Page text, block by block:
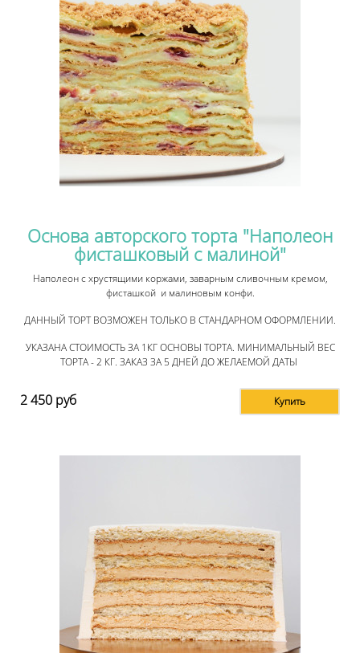
Основа авторского торта "Наполеон
фисташковый с малиной"
Наполеон с хрустящими коржами, заварным сливочным кремом,
фисташкой и малиновым конфи.
ДАННЫЙ ТОРТ ВОЗМОЖЕН ТОЛЬКО В СТАНДАРНОМ ОФОРМЛЕНИИ.
УКАЗАНА СТОИМОСТЬ ЗА 1КГ ОСНОВЫ ТОРТА. МИНИМАЛЬНЫЙ ВЕС
ТОРТА - 2 КГ. ЗАКАЗ ЗА 5 ДНЕЙ ДО ЖЕЛАЕМОЙ ДАТЫ
2 450 руб Купить